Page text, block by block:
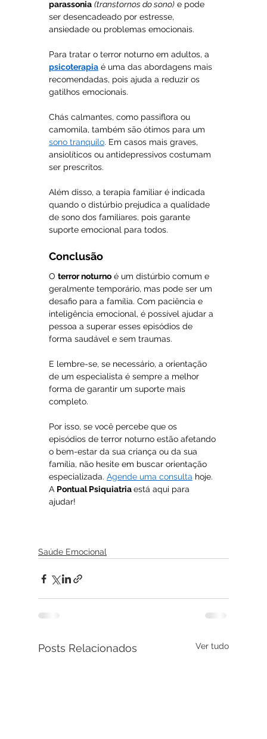
parassonia (transtornos do sono) e pode
ser desencadeado por estresse,
ansiedade ou problemas emocionais.
Para tratar o terror noturno em adultos, a
psicoterapia é uma das abordagens mais
recomendadas, pois ajuda a reduzir os
gatilhos emocionais.
Chás calmantes, como passiflora ou
camomila, também são ótimos para um
sono tranquilo. Em casos mais graves,
ansiolíticos ou antidepressivos costumam
ser prescritos.
Além disso, a terapia familiar é indicada
quando o distúrbio prejudica a qualidade
de sono dos familiares, pois garante
suporte emocional para todos.
Conclusão
O terror noturno é um distúrbio comum e
geralmente temporário, mas pode ser um
desafio para a família. Com paciência e
inteligência emocional, é possível ajudar a
pessoa a superar esses episódios de
forma saudável e sem traumas.
E lembre-se, se necessário, a orientação
de um especialista é sempre a melhor
forma de garantir um suporte mais
completo.
Por isso, se você percebe que os
episódios de terror noturno estão afetando
o bem-estar da sua criança ou da sua
família, não hesite em buscar orientação
especializada. Agende uma consulta hoje.
A Pontual Psiquiatria está aqui para
ajudar!
Saúde Emocional
Posts Relacionados Ver tudo